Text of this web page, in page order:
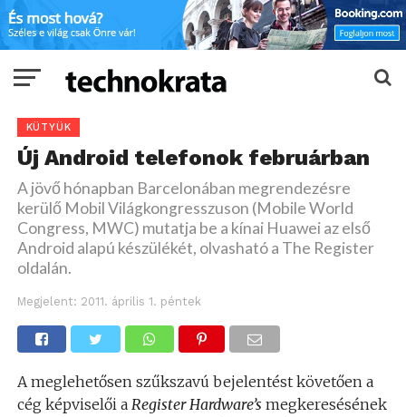
KÜTYÜK
Új Android telefonok februárban
A jövő hónapban Barcelonában megrendezésre
kerülő Mobil Világkongresszuson (Mobile World
Congress, MWC) mutatja be a kínai Huawei az első
Android alapú készülékét, olvasható a The Register
oldalán.
Megjelent: 2011. április 1. péntek
A meglehetősen szűkszavú bejelentést követően a
cég képviselői a Register Hardware’s megkeresésének